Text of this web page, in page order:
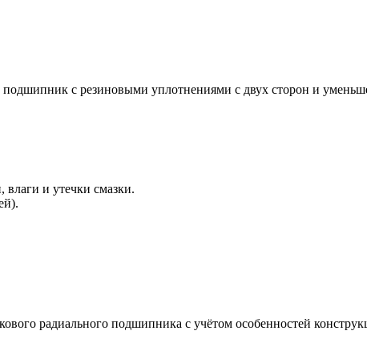
с резиновыми уплотнениями с двух сторон и
и утечки смазки.
радиального подшипника с учётом особенностей